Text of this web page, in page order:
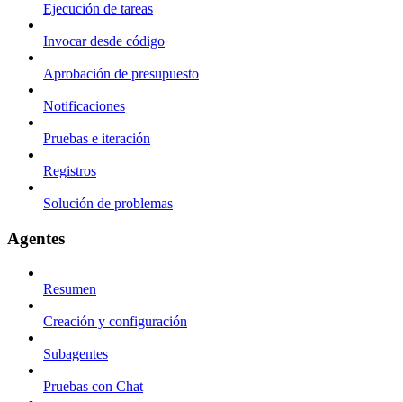
Ejecución de tareas
Invocar desde código
Aprobación de presupuesto
Notificaciones
Pruebas e iteración
Registros
Solución de problemas
Agentes
Resumen
Creación y configuración
Subagentes
Pruebas con Chat